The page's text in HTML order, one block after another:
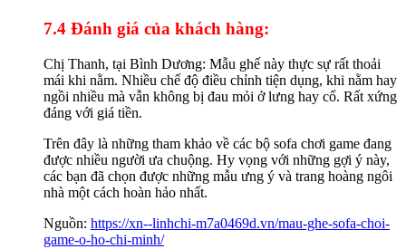
7.4 Đánh giá của khách hàng:
Chị Thanh, tại Bình Dương: Mẫu ghế này thực sự rất thoải
mái khi nằm. Nhiều chế độ điều chỉnh tiện dụng, khi nằm hay
ngồi nhiều mà vẫn không bị đau mỏi ở lưng hay cổ. Rất xứng
đáng với giá tiền.
Trên đây là những tham khảo về các bộ sofa chơi game đang
được nhiều người ưa chuộng. Hy vọng với những gợi ý này,
các bạn đã chọn được những mẫu ưng ý và trang hoàng ngôi
nhà một cách hoàn hảo nhất.
Nguồn: https://xn--linhchi-m7a0469d.vn/mau-ghe-sofa-choi-
game-o-ho-chi-minh/